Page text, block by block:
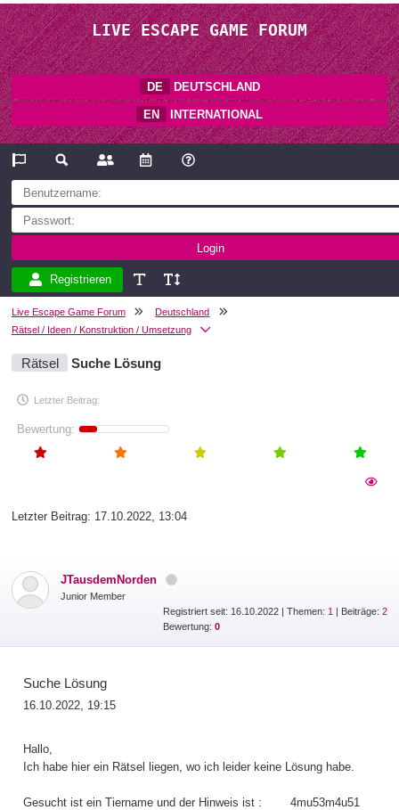
LIVE ESCAPE GAME FORUM
DE DEUTSCHLAND
EN INTERNATIONAL
Registrieren
Live Escape Game Forum
Deutschland
Rätsel / Ideen / Konstruktion / Umsetzung
Rätsel Suche Lösung
Letzter Beitrag:
Bewertung:
Letzter Beitrag: 17.10.2022, 13:04
JTausdemNorden
Junior Member
Registriert seit: 16.10.2022 |Themen: 1 | Beiträge:2
Bewertung:0
Suche Lösung
16.10.2022, 19:15
Hallo,
Ich habe hier ein Rätsel liegen, wo ich leider keine Lösung habe.
Gesucht ist ein Tiername und der Hinweis ist : 4mu53m4u51